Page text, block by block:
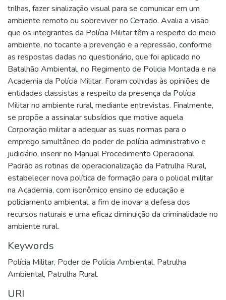
trilhas, fazer sinalização visual para se comunicar em um
ambiente remoto ou sobreviver no Cerrado. Avalia a visão
que os integrantes da Polícia Militar têm a respeito do meio
ambiente, no tocante a prevenção e a repressão, conforme
as respostas dadas no questionário, que foi aplicado no
Batalhão Ambiental, no Regimento de Policia Montada e na
Academia da Polícia Militar. Foram colhidas às opiniões de
entidades classistas a respeito da presença da Polícia
Militar no ambiente rural, mediante entrevistas. Finalmente,
se propõe a assinalar subsídios que motive aquela
Corporação militar a adequar as suas normas para o
emprego simultâneo do poder de polícia administrativo e
judiciário, inserir no Manual Procedimento Operacional
Padrão as rotinas de operacionalização da Patrulha Rural,
estabelecer nova política de formação para o policial militar
na Academia, com isonômico ensino de educação e
policiamento ambiental, a fim de inovar a defesa dos
recursos naturais e uma eficaz diminuição da criminalidade no
ambiente rural.
Keywords
Polícia Militar, Poder de Polícia Ambiental, Patrulha
Ambiental, Patrulha Rural.
URI